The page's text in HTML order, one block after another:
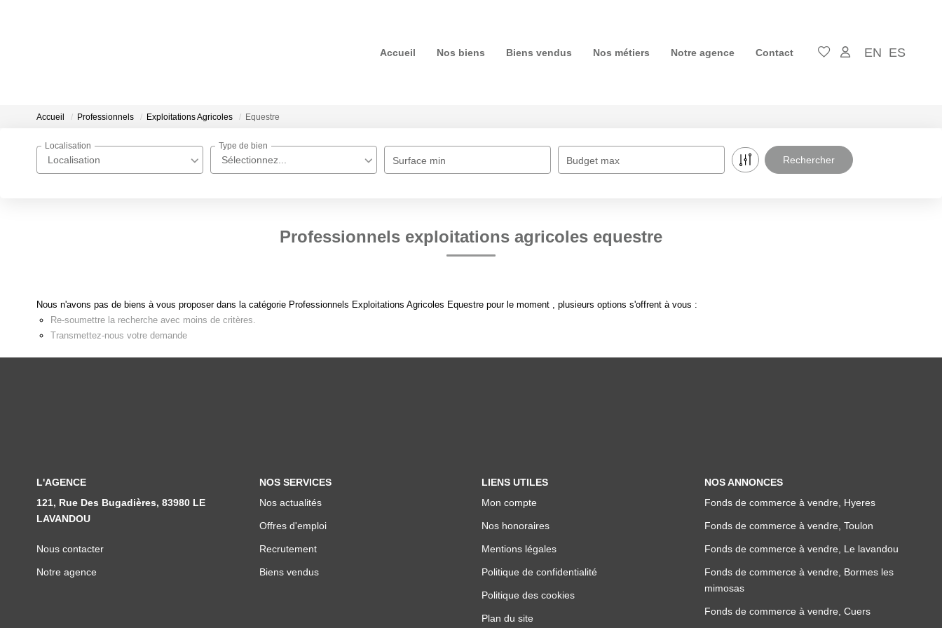
Accueil Nos biens Biens vendus Nos métiers Notre agence Contact EN ES
Accueil Professionnels Exploitations Agricoles Equestre
Localisation
Localisation
Sélectionnez...
Type de bien
Surface min Budget max
Professionnels exploitations agricoles equestre
Nous n'avons pas de biens à vous proposer dans la catégorie Professionnels Exploitations Agricoles Equestre pour le moment , plusieurs options s'offrent à vous :
Re-soumettre la recherche avec moins de critères.
Transmettez-nous votre demande
L'AGENCE
121, Rue Des Bugadières, 83980 LE
LAVANDOU
Nous contacter
Notre agence
NOS SERVICES
Nos actualités
Offres d'emploi
Recrutement
Biens vendus
LIENS UTILES
Mon compte
Nos honoraires
Mentions légales
Politique de confidentialité
Politique des cookies
Plan du site
NOS ANNONCES
Fonds de commerce à vendre, Hyeres
Fonds de commerce à vendre, Toulon
Fonds de commerce à vendre, Le lavandou
Fonds de commerce à vendre, Bormes les
mimosas
Fonds de commerce à vendre, Cuers